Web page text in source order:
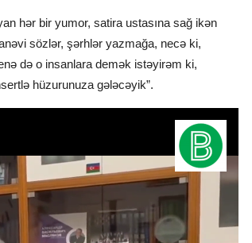
hər bir yumor, satira ustasına sağ ikən
sözlər, şərhlər yazmağa, necə ki,
də o insanlara demək istəyirəm ki,
hüzurunuza gələcəyik”.